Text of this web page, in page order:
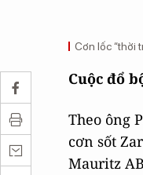
Cơn lốc “thời
Cuộc đổ
Theo ông
cơn sốt
Mauritz